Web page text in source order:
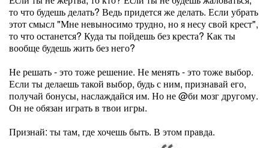
то что будешь делать? Ведь придется же делать. Если убрать
этот смысл "Мне невыносимо трудно, но я несу свой крест",
то что останется? Куда ты пойдешь без креста? Как ты
вообще будешь жить без него?
Не решать - это тоже решение. Не менять - это тоже выбор.
Если ты делаешь такой выбор, будь с ним, признавай его,
получай бонусы, наслаждайся им. Но не @би мозг другому.
Он не обязан играть в твои игры.
Признай: ты там, где хочешь быть. В этом правда.